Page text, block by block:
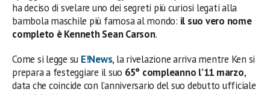
ha deciso di svelare uno dei segreti più curiosi legati alla
bambola maschile più famosa al mondo: il suo vero nome
completo è Kenneth Sean Carson.
Come si legge su E!News, la rivelazione arriva mentre Ken si
prepara a festeggiare il suo 65° compleanno l’11 marzo,
data che coincide con l’anniversario del suo debutto ufficiale